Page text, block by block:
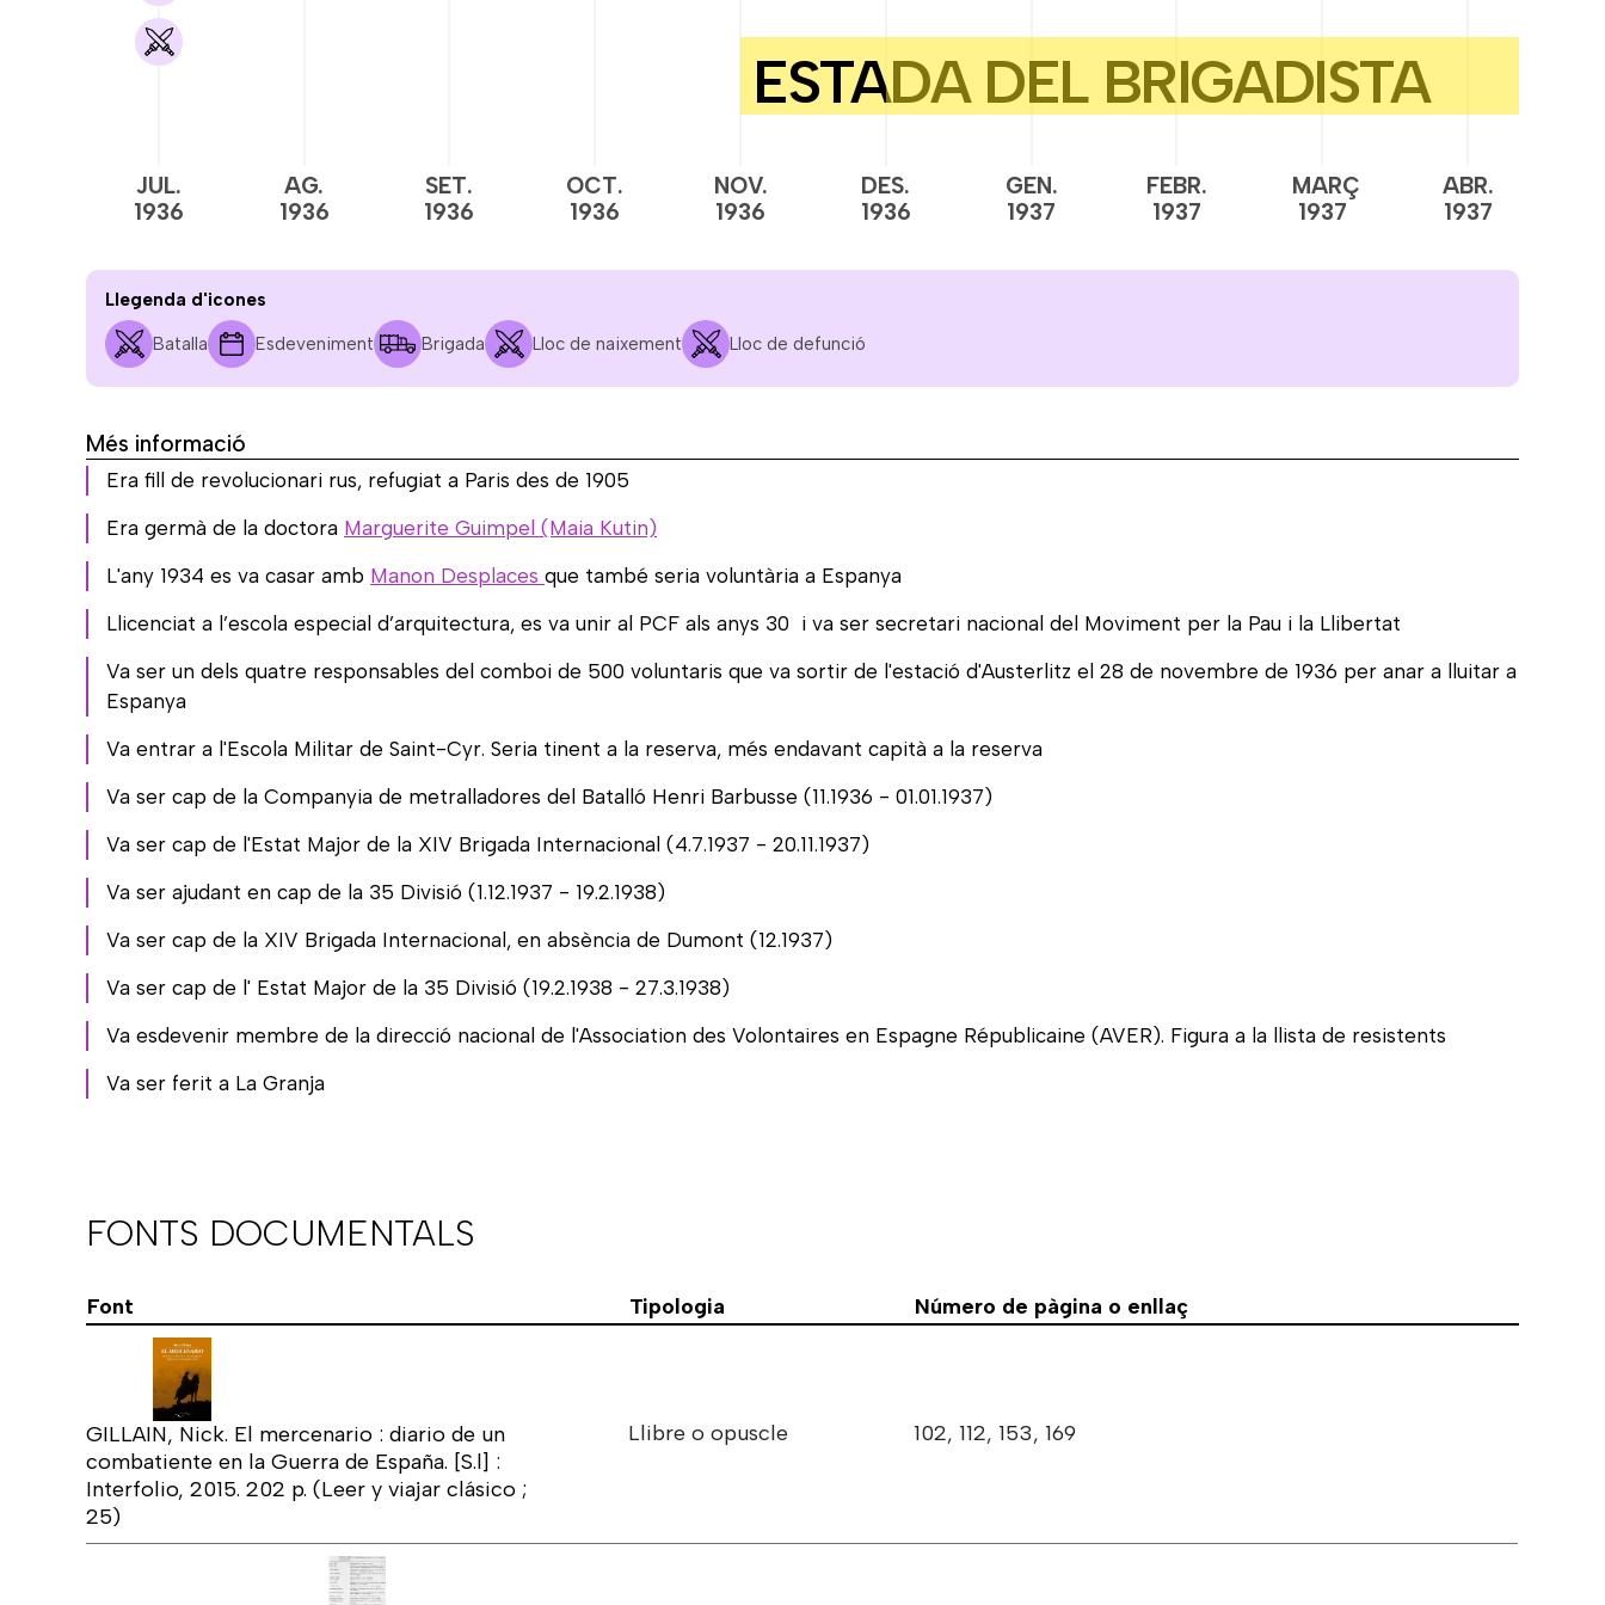
JUL.
1936
AG.
1936
SET.
1936
OCT.
1936
NOV.
1936
DES.
1936
GEN.
1937
FEBR.
1937
MARÇ
1937
ABR.
1937
Llegenda d'icones
Batalla Esdeveniment Brigada Lloc de naixement Lloc de defunció
Més informació
Era fill de revolucionari rus, refugiat a Paris des de 1905
Era germà de la doctora Marguerite Guimpel (Maia Kutin)
L'any 1934 es va casar amb Manon Desplaces que també seria voluntària a Espanya
Llicenciat a l’escola especial d’arquitectura, es va unir al PCF als anys 30 i va ser secretari nacional del Moviment per la Pau i la Llibertat
Va ser un dels quatre responsables del comboi de 500 voluntaris que va sortir de l'estació d'Austerlitz el 28 de novembre de 1936 per anar a lluitar a
Espanya
Va entrar a l'Escola Militar de Saint-Cyr. Seria tinent a la reserva, més endavant capità a la reserva
Va ser cap de la Companyia de metralladores del Batalló Henri Barbusse (11.1936 - 01.01.1937)
Va ser cap de l'Estat Major de la XIV Brigada Internacional (4.7.1937 - 20.11.1937)
Va ser ajudant en cap de la 35 Divisió (1.12.1937 - 19.2.1938)
Va ser cap de la XIV Brigada Internacional, en absència de Dumont (12.1937)
Va ser cap de l' Estat Major de la 35 Divisió (19.2.1938 - 27.3.1938)
Va esdevenir membre de la direcció nacional de l'Association des Volontaires en Espagne Républicaine (AVER). Figura a la llista de resistents
Va ser ferit a La Granja
FONTS DOCUMENTALS
Font Tipologia Número de pàgina o enllaç
GILLAIN, Nick. El mercenario : diario de un
combatiente en la Guerra de España. [S.l] :
Interfolio, 2015. 202 p. (Leer y viajar clásico ;
25)
Llibre o opuscle 102, 112, 153, 169